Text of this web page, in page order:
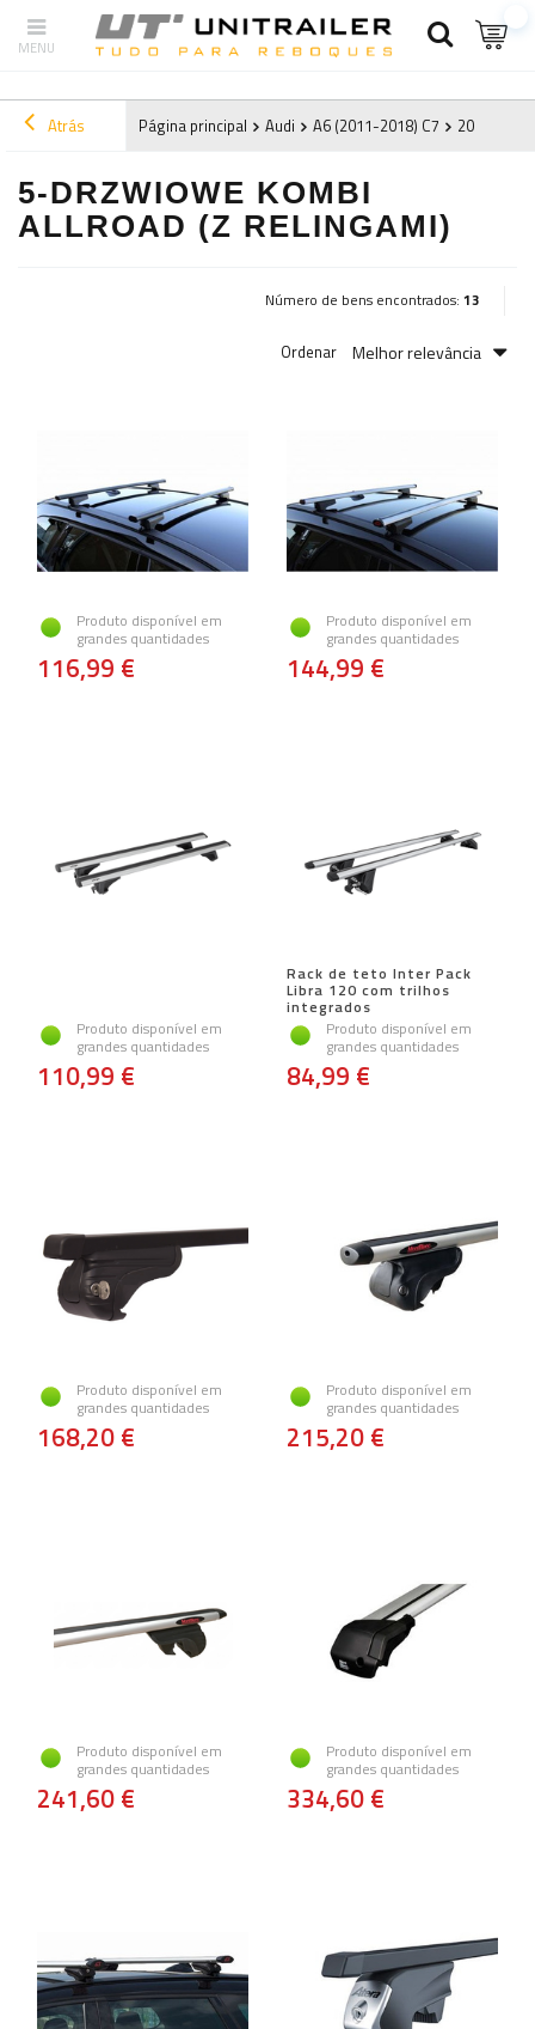
Atrás Página principal Audi A6 (2011-2018) C7 2013
5-DRZWIOWE KOMBI
ALLROAD (Z RELINGAMI)
Número de bens encontrados: 13
Ordenar Melhor relevância
Produto disponível em
grandes quantidades
116,99 €
Produto disponível em
grandes quantidades
144,99 €
Produto disponível em
grandes quantidades
110,99 €
Rack de teto Inter Pack
Libra 120 com trilhos
integrados
Produto disponível em
grandes quantidades
84,99 €
Produto disponível em
grandes quantidades
168,20 €
Produto disponível em
grandes quantidades
215,20 €
Produto disponível em
grandes quantidades
241,60 €
Produto disponível em
grandes quantidades
334,60 €